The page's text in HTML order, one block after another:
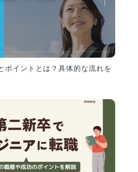
ポイントとは？具体的な流れを